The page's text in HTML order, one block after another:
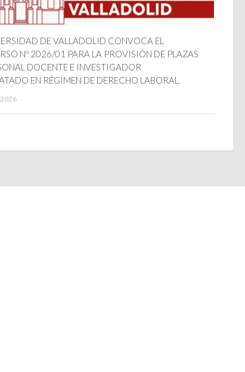
DE VALLADOLID CONVOCA EL
Nº 2026/01 PARA LA PROVISIÓN DE PLAZAS
DOCENTE E INVESTIGADOR
EN RÉGIMEN DE DERECHO LABORAL.